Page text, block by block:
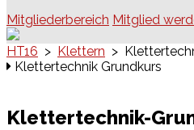
Mitgliederbereich Mitglied
HT16 > Klettern >
Klettertechnik Grundkurs
Klettertechnik-